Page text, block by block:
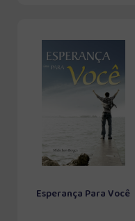
Esperança Para Você